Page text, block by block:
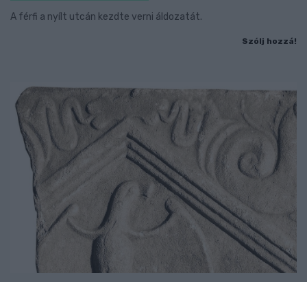
A férfi a nyílt utcán kezdte verni áldozatát.
Szólj hozzá!